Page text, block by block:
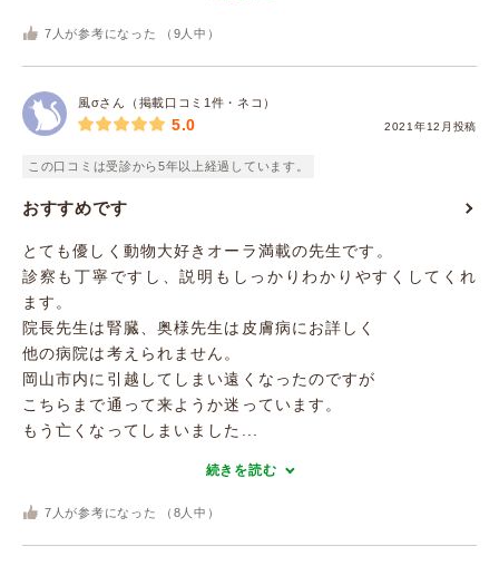
7 人が参考になった （ 9 人中）
風σさん（掲載口コミ1件・ネコ）
2021年12月投稿
5.0
この口コミは受診から5年以上経過しています。
おすすめです
とても優しく動物大好きオーラ満載の先生です。
診察も丁寧ですし、説明もしっかりわかりやすくしてくれ
ます。
院長先生は腎臓、奥様先生は皮膚病にお詳しく
他の病院は考えられません。
岡山市内に引越してしまい遠くなったのですが
こちらまで通って来ようか迷っています。
もう亡くなってしまいました...
続きを読む
7 人が参考になった （ 8 人中）